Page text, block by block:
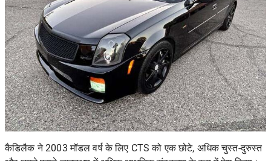
कैडिलैक ने 2003 मॉडल वर्ष के लिए CTS को एक छोटे, अधिक चुस्त-दुरुस्त